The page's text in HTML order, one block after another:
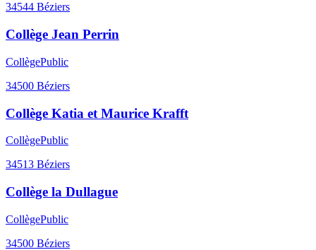
34544 Béziers
Collège Jean Perrin
CollègePublic
34500 Béziers
Collège Katia et Maurice Krafft
CollègePublic
34513 Béziers
Collège la Dullague
CollègePublic
34500 Béziers